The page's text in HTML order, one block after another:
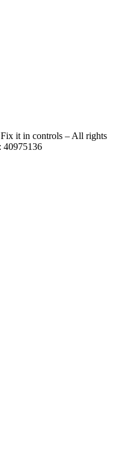
it in controls – All rights
40975136